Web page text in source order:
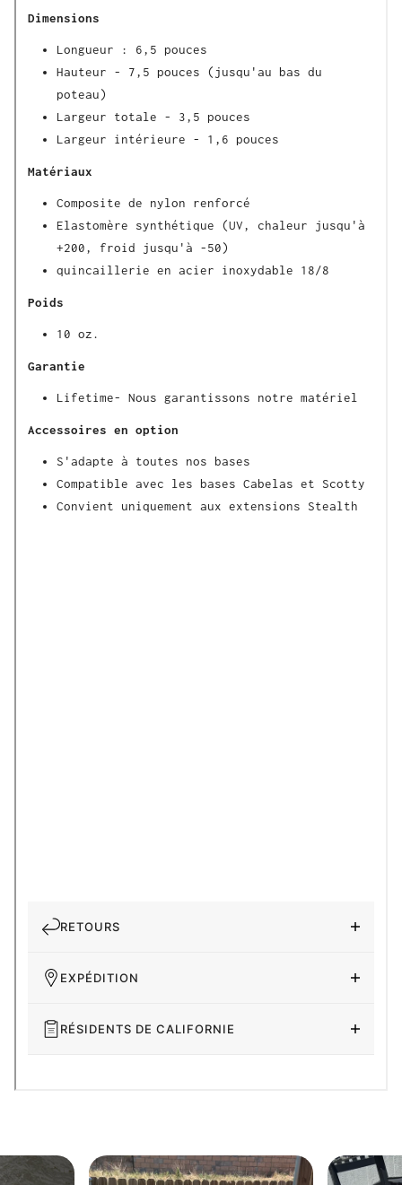
Dimensions
Longueur : 6,5 pouces
Hauteur - 7,5 pouces (jusqu'au bas du
poteau)
Largeur totale - 3,5 pouces
Largeur intérieure - 1,6 pouces
Matériaux
Composite de nylon renforcé
Elastomère synthétique (UV, chaleur jusqu'à
+200, froid jusqu'à -50)
quincaillerie en acier inoxydable 18/8
Poids
10 oz.
Garantie
Lifetime- Nous garantissons notre matériel
Accessoires en option
S'adapte à toutes nos bases
Compatible avec les bases Cabelas et Scotty
Convient uniquement aux extensions Stealth
RETOURS
EXPÉDITION
RÉSIDENTS DE CALIFORNIE